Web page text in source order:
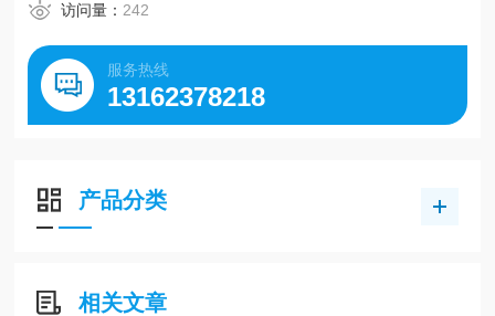
访问量： 242
服务热线
13162378218
产品分类
相关文章